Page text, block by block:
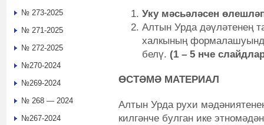
Уку мәсьәләсен
Алтын Урда дәүләтенең
халкының
белү. (1 – 5 нче
ӨСТӘМӘ МАТЕРИАЛ
Алтын Урда рухи
килгәнче булган ике
№ 273-2025
№ 271-2025
№ 272-2025
№270-2024
№269-2024
№ 268 — 2024
№267-2024